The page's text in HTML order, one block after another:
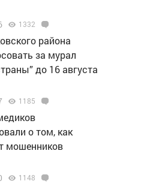
1332
района
за мурал
до 16 августа
1185
о том, как
мошенников
1148